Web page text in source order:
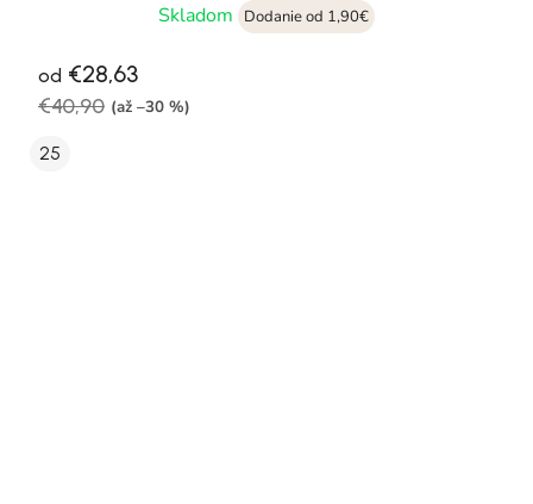
Skladom
Dodanie od 1,90€
od €28,63
€40,90 (až –30 %)
25